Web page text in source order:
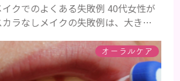
クでのよくある失敗例 40代女性が
ラなしメイクの失敗例は、大きく
アイシャドウやアイラインで濃くな
デーションの粗が目立ち、老けて見
クにメリハリがなくぼやけて見える
オーラルケア